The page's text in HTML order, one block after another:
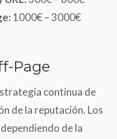
1000€ – 3000€
Page
continua de
de la reputación. Los
de la